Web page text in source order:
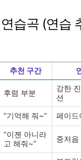
습곡 (연습
추천 구간
후렴 부분
강한
션
“기억해 줘~”
페이드
“이젠 아니라
고 해줘~”
중저음